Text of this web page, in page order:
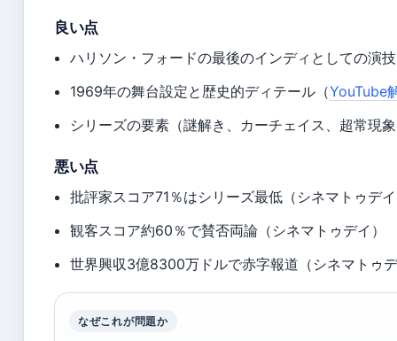
良い点
ハリソン・フォードの最後のインディとしての演
1969年の舞台設定と歴史的ディテール（YouTube
シリーズの要素（謎解き、カーチェイス、超常現
悪い点
批評家スコア71％はシリーズ最低（シネマトゥデ
観客スコア約60％で賛否両論（シネマトゥデイ）
世界興収3億8300万ドルで赤字報道（シネマトゥ
なぜこれが問題か